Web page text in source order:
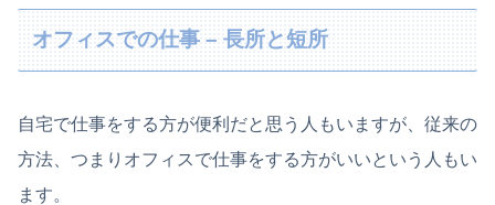
オフィスでの仕事 – 長所と短所
自宅で仕事をする方が便利だと思う人もいますが、従来の
方法、つまりオフィスで仕事をする方がいいという人もい
ます。